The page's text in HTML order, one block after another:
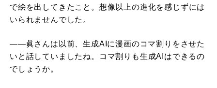
で絵を出してきたこと。想像以上の進化を感じずには
いられませんでした。
――眞さんは以前、生成AIに漫画のコマ割りをさせた
いと話していましたね。コマ割りも生成AIはできるの
でしょうか。